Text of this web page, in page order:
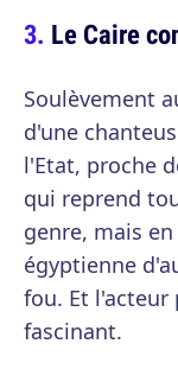
Le Caire
Soulèvement
d'une
l'Etat, proche
qui reprend
genre, mais
égyptienne
fou. Et
fascinant.